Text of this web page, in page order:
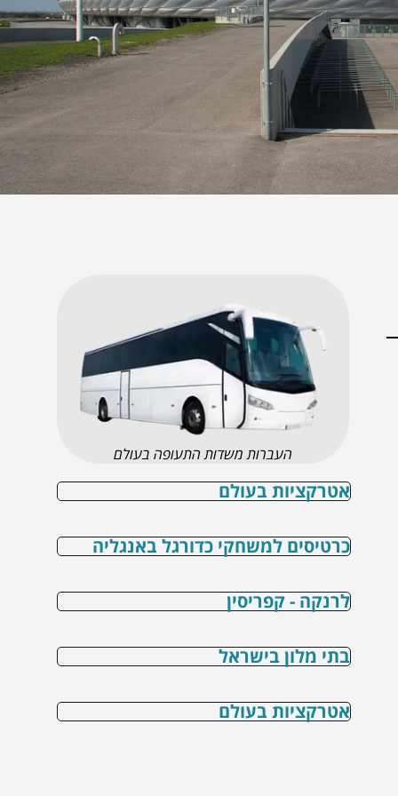
העברות משדות התעופה בעולם
אטרקציות בעולם
כרטיסים למשחקי כדורגל באנגליה
לרנקה - קפריסין
בתי מלון בישראל
אטרקציות בעולם